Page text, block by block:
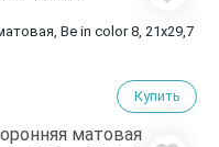
Be in color 8, 21х29,7
Купить